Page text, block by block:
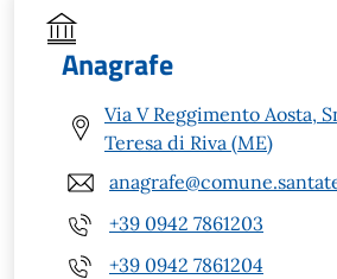
Anagrafe
Via V Reggimento Aosta,
Teresa di Riva (ME)
+39 0942 7861203
+39 0942 7861204